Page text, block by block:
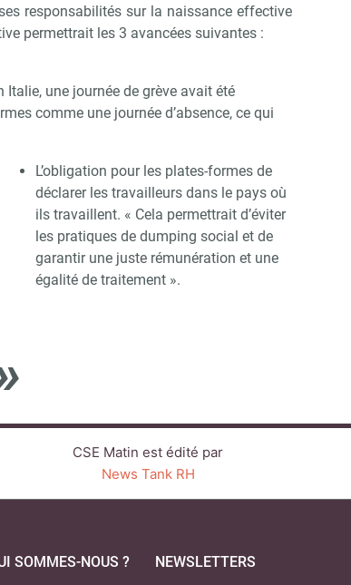
responsabilités sur la naissance effective
permettrait les 3 avancées suivantes :
une journée de grève avait été
comme une journée d’absence, ce qui
L’obligation pour les plates-formes de
déclarer les travailleurs dans le pays où
ils travaillent. « Cela permettrait d’éviter
les pratiques de dumping social et de
garantir une juste rémunération et une
égalité de traitement ».
CSE Matin est édité par
News Tank RH
SOMMES-NOUS ? NEWSLETTERS